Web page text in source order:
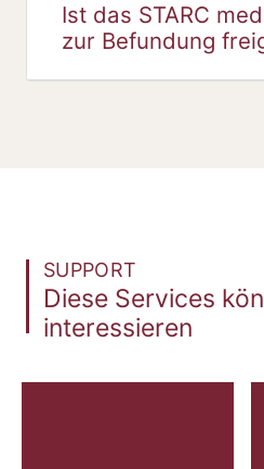
Ist das STARC
zur Befundung
SUPPORT
Diese Services
interessieren